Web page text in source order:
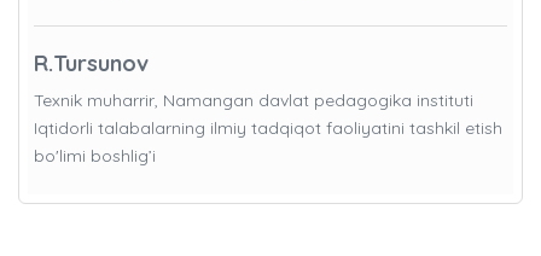
R.Tursunov
Texnik muharrir, Namangan davlat pedagogika instituti
Iqtidorli talabalarning ilmiy tadqiqot faoliyatini tashkil etish
bo'limi boshlig’i